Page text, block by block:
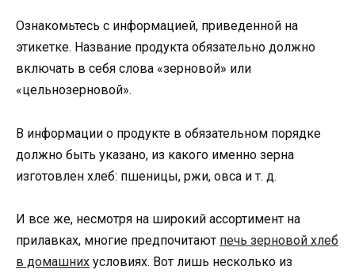
Ознакомьтесь с информацией, приведенной на
этикетке. Название продукта обязательно должно
включать в себя слова «зерновой» или
«цельнозерновой».
В информации о продукте в обязательном порядке
должно быть указано, из какого именно зерна
изготовлен хлеб: пшеницы, ржи, овса и т. д.
И все же, несмотря на широкий ассортимент на
прилавках, многие предпочитают печь зерновой хлеб
в домашних условиях. Вот лишь несколько из